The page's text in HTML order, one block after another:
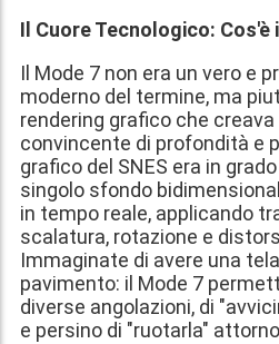
Il Cuore Tecnologico: Cos'è
Il Mode 7 non era un vero e
moderno del termine, ma
rendering grafico che
convincente di profondità e
grafico del SNES era in
singolo sfondo
in tempo reale, applicando
scalatura, rotazione e
Immaginate di avere una
pavimento: il Mode 7
diverse angolazioni, di
e persino di "ruotarla"